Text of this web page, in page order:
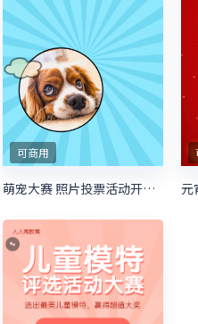
可商用
萌宠大赛 照片投票活动开始啦